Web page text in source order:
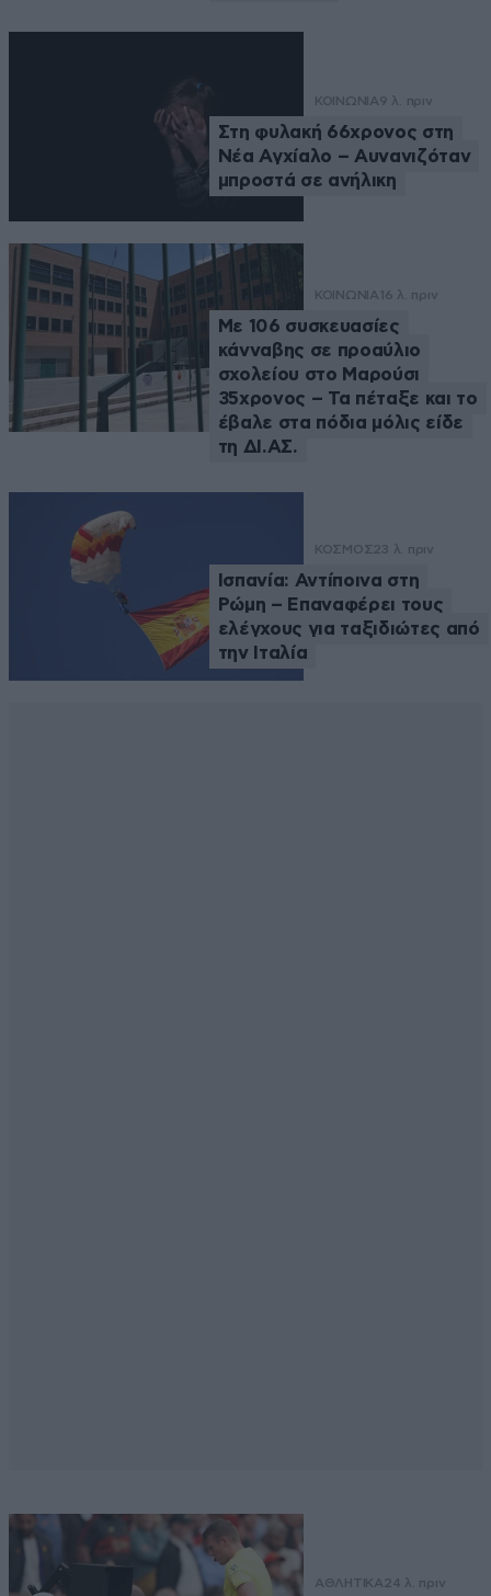
ΚΟΙΝΩΝΙΑ9 λ. πριν
Στη φυλακή 66χρονος στη
Νέα Αγχίαλο – Αυνανιζόταν
μπροστά σε ανήλικη
ΚΟΙΝΩΝΙΑ 16 λ. πριν
Με 106 συσκευασίες
κάνναβης σε προαύλιο
σχολείου στο Μαρούσι
35χρονος – Τα πέταξε και το
έβαλε στα πόδια μόλις είδε
τη ΔΙ.ΑΣ.
ΚΟΣΜΟΣ23 λ. πριν
Ισπανία: Αντίποινα στη
Ρώμη – Επαναφέρει τους
ελέγχους για ταξιδιώτες από
την Ιταλία
ΑΘΛΗΤΙΚΑ24 λ. πριν